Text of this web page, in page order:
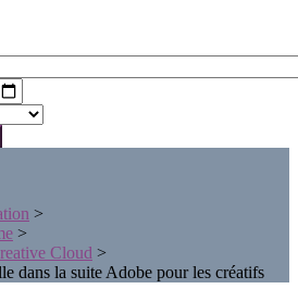
>
>
Cloud >
dans la suite Adobe pour les créatifs